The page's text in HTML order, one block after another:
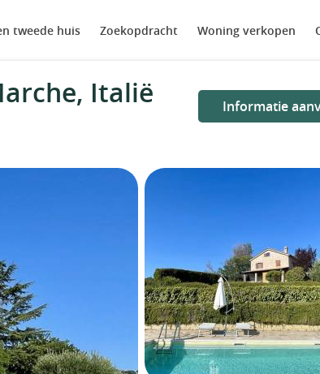
tweede huis Zoekopdracht Woning verkopen
Italië Informatie